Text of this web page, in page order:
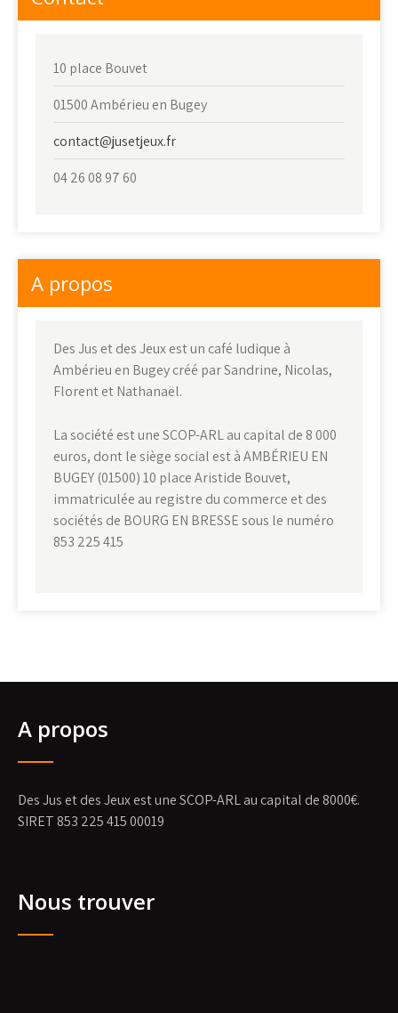
10 place Bouvet
01500 Ambérieu en Bugey
contact@jusetjeux.fr
04 26 08 97 60
A propos
Des Jus et des Jeux est un café ludique à
Ambérieu en Bugey créé par Sandrine, Nicolas,
Florent et Nathanaël.
La société est une SCOP-ARL au capital de 8 000
euros, dont le siège social est à AMBÉRIEU EN
BUGEY (01500) 10 place Aristide Bouvet,
immatriculée au registre du commerce et des
sociétés de BOURG EN BRESSE sous le numéro
853 225 415
A propos
Des Jus et des Jeux est une SCOP-ARL au capital de 8000€.
SIRET 853 225 415 00019
Nous trouver